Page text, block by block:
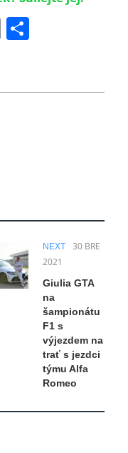
Email
NEXT
30 BŘE
2021
Giulia GTA
na
šampionátu
F1 s
výjezdem na
trať s jezdci
týmu Alfa
Romeo